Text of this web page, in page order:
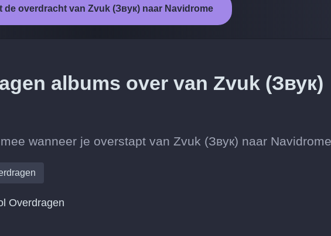
de overdracht van Zvuk (Звук) naar Navidrome
albums over van Zvuk (Звук)
wanneer je overstapt van Zvuk (Звук) naar
Overdragen